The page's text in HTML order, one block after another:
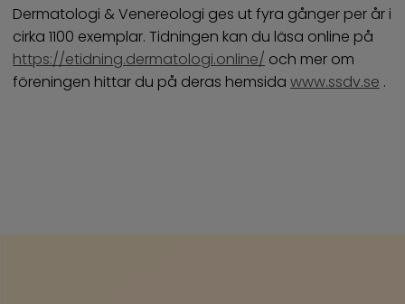
Dermatologi & Venereologi ges ut fyra gånger per år i
cirka 1100 exemplar. Tidningen kan du läsa online på
https://etidning.dermatologi.online/ och mer om
föreningen hittar du på deras hemsida www.ssdv.se .